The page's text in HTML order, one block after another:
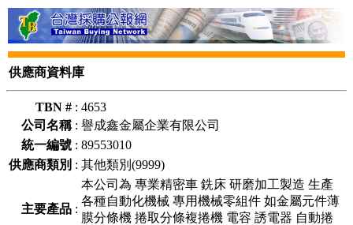
供應商資料庫
TBN # : 4653
公司名稱: 譽成鑫金屬企業有限公司
統一編號 : 89553010
供應商類別 : 其他類別(9999)
主要產品 :
本公司為 專業精密車 銑床 研磨加工製造 生產
各種自動化機械 專用機械零組件 如金屬元件薄
膜分條機 捲取分條複捲機 電容 誘電器 自動捲